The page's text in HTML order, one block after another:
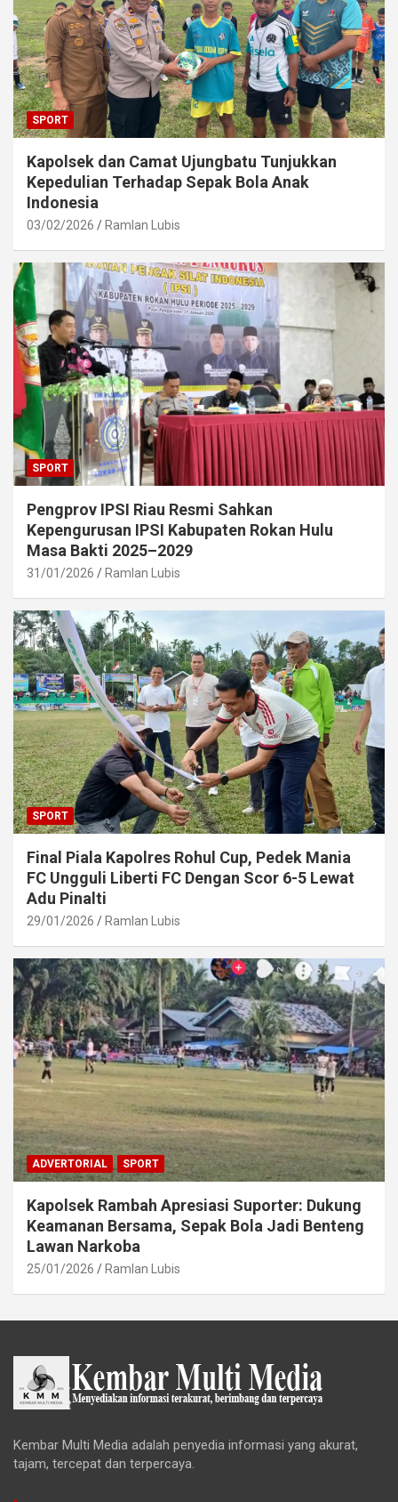
SPORT
Kapolsek dan Camat Ujungbatu Tunjukkan
Kepedulian Terhadap Sepak Bola Anak
Indonesia
03/02/2026 Ramlan Lubis
SPORT
Pengprov IPSI Riau Resmi Sahkan
Kepengurusan IPSI Kabupaten Rokan Hulu
Masa Bakti 2025–2029
31/01/2026 Ramlan Lubis
SPORT
Final Piala Kapolres Rohul Cup, Pedek Mania
FC Ungguli Liberti FC Dengan Scor 6-5 Lewat
Adu Pinalti
29/01/2026 Ramlan Lubis
ADVERTORIAL SPORT
Kapolsek Rambah Apresiasi Suporter: Dukung
Keamanan Bersama, Sepak Bola Jadi Benteng
Lawan Narkoba
25/01/2026 Ramlan Lubis
Kembar Multi Media adalah penyedia informasi yang akurat,
tajam, tercepat dan terpercaya.